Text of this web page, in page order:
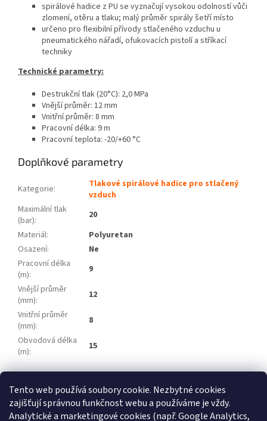
Tento web používá soubory cookie. Nezbytné cookies
zajišťují správnou funkčnost webu a používáme je vždy.
Analytické a marketingové cookies (např. Google Analytics,
spirálové hadice z PU se vyznačují vysokou odolností vůči
zlomení, otěru a tlaku; malý průměr spirály šetří místo
určeno pro flexibilní přívody stlačeného vzduchu u
pneumatického nářadí, ofukovacích pistolí a stříkací
techniky
Technické parametry:
Destrukční tlak (20°C): 2,0 MPa
Vnější průměr: 12 mm
Vnitřní průměr: 8 mm
Pracovní délka: 9 m
Pracovní teplota: -20/+60 °C
Doplňkové parametry
Kategorie:
Tlakové spirálové hadice pro stlačený
vzduch
Maximální tlak
(bar):
20
Materiál:
Polyuretan
Osazení:
Ne
Pracovní délka
(m):
9
Vnější průměr
(mm):
12
Vnitřní průměr
(mm):
8
Obvodová délka
(m): 15
Atlas Copco Schneider Airsystems ATMOS BEKO Technologies
METAL WORK Pneumatic Inaircom